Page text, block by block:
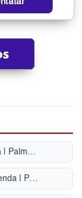
Sobrado com ar condicionado para Venda | Palmas do Tremembé
Casa Térrea com ar condicionado para Venda | Palmas do Tremembé